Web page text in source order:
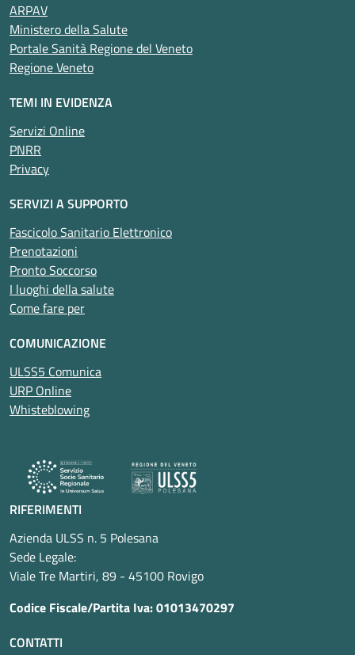
ARPAV
Ministero della Salute
Portale Sanità Regione del Veneto
Regione Veneto
TEMI IN EVIDENZA
Servizi Online
PNRR
Privacy
SERVIZI A SUPPORTO
Fascicolo Sanitario Elettronico
Prenotazioni
Pronto Soccorso
I luoghi della salute
Come fare per
COMUNICAZIONE
ULSS5 Comunica
URP Online
Whisteblowing
RIFERIMENTI
Azienda ULSS n. 5 Polesana
Sede Legale:
Viale Tre Martiri, 89 - 45100 Rovigo
Codice Fiscale/Partita Iva: 01013470297
CONTATTI